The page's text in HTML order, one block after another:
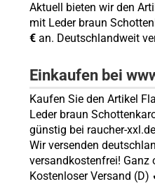
Aktuell bieten wir den
mit Leder braun
€an. Deutschlandweit
Einkaufen bei
Kaufen Sie den Artikel
Leder braun
günstig bei raucher-
Wir versenden
versandkostenfrei! Ganz
Kostenloser Versand